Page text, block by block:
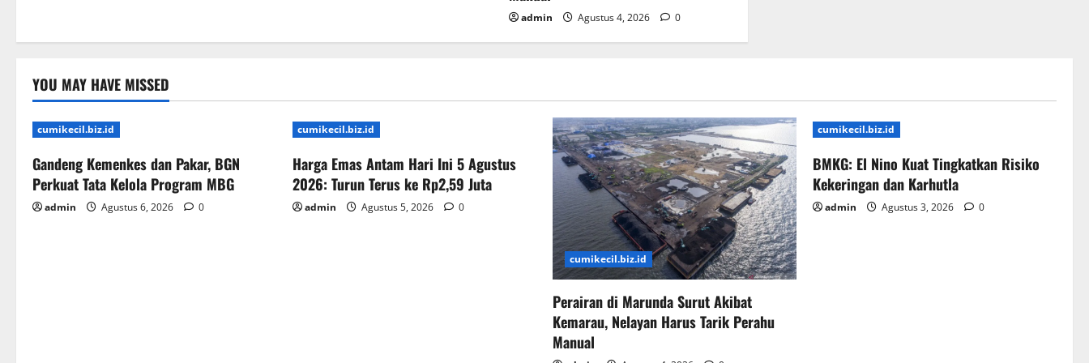
admin Agustus 4, 2026 0
YOU MAY HAVE MISSED
cumikecil.biz.id
Gandeng Kemenkes dan Pakar, BGN
Perkuat Tata Kelola Program MBG
admin Agustus 6, 2026 0
cumikecil.biz.id
Harga Emas Antam Hari Ini 5 Agustus
2026: Turun Terus ke Rp2,59 Juta
admin Agustus 5, 2026 0
cumikecil.biz.id
Perairan di Marunda Surut Akibat
Kemarau, Nelayan Harus Tarik Perahu
Manual
cumikecil.biz.id
BMKG: El Nino Kuat Tingkatkan Risiko
Kekeringan dan Karhutla
admin Agustus 3, 2026 0